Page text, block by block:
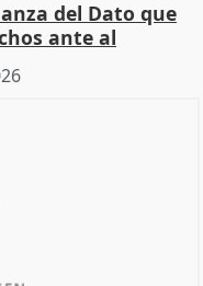
del Dato que
ante al